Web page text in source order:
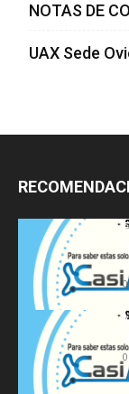
NOTAS DE
UAX Sede